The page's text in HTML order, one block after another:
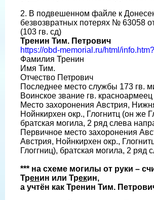
2. В подвешенном файле к
безвозвратных потерях № 63058
(103 гв. сд)
Тренин Тим. Петрович
https://obd-memorial.ru/html/
Фамилия Тренин
Имя Тим.
Отчество Петрович
Последнее место службы 173 гв.
Воинское звание гв. красноармеец
Место захоронения Австрия,
Нойнкирхен окр., Глогнитц (он же
братская могила, 2 ряд слева
Первичное место захоронения
Австрия, Нойнкирхен окр.,
Глоггниц), братская могила, 2 ряд
*** на схеме могилы от руки –
Тренин или Трекин,
а учтён как Тренин Тим.